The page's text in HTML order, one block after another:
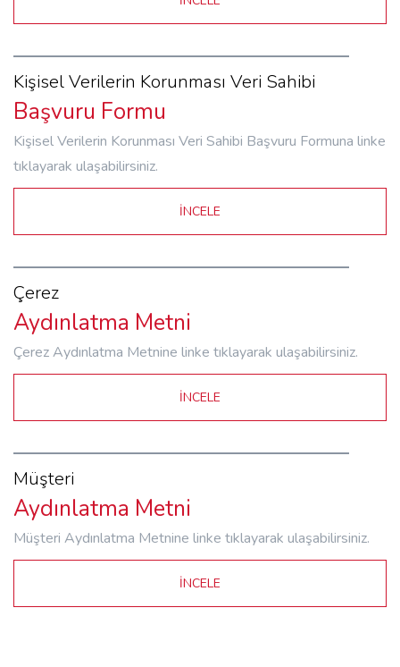
Kişisel Verilerin Korunması Veri Sahibi
Başvuru Formu
Kişisel Verilerin Korunması Veri Sahibi Başvuru Formuna linke
tıklayarak ulaşabilirsiniz.
İNCELE
Çerez
Aydınlatma Metni
Çerez Aydınlatma Metnine linke tıklayarak ulaşabilirsiniz.
İNCELE
Müşteri
Aydınlatma Metni
Müşteri Aydınlatma Metnine linke tıklayarak ulaşabilirsiniz.
İNCELE